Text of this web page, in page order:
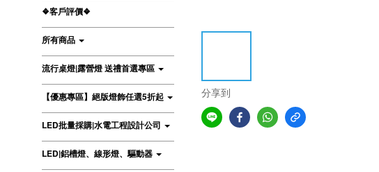
❖客戶評價❖
所有商品
流行桌燈|露營燈 送禮首選專區
【優惠專區】絕版燈飾任選5折起
LED批量採購|水電工程設計公司
LED|鋁槽燈、線形燈、驅動器
分享到